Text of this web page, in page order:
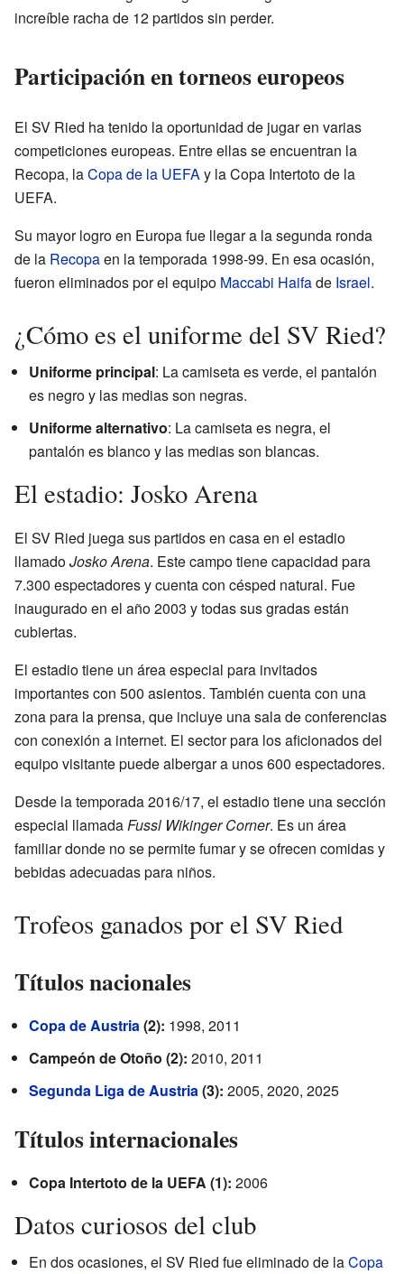
increíble racha de 12 partidos sin perder.
Participación en torneos europeos
El SV Ried ha tenido la oportunidad de jugar en varias
competiciones europeas. Entre ellas se encuentran la
Recopa, laCopa de la UEFAy la Copa Intertoto de la
UEFA.
Su mayor logro en Europa fue llegar a la segunda ronda
de la Recopaen la temporada 1998-99. En esa ocasión,
fueron eliminados por el equipo Maccabi Haifade Israel.
¿Cómo es el uniforme del SV Ried?
Uniforme principal: La camiseta es verde, el pantalón
es negro y las medias son negras.
Uniforme alternativo: La camiseta es negra, el
pantalón es blanco y las medias son blancas.
El estadio: Josko Arena
El SV Ried juega sus partidos en casa en el estadio
llamadoJosko Arena. Este campo tiene capacidad para
7.300 espectadores y cuenta con césped natural. Fue
inaugurado en el año 2003 y todas sus gradas están
cubiertas.
El estadio tiene un área especial para invitados
importantes con 500 asientos. También cuenta con una
zona para la prensa, que incluye una sala de conferencias
con conexión a internet. El sector para los aficionados del
equipo visitante puede albergar a unos 600 espectadores.
Desde la temporada 2016/17, el estadio tiene una sección
especial llamadaFussl Wikinger Corner. Es un área
familiar donde no se permite fumar y se ofrecen comidas y
bebidas adecuadas para niños.
Trofeos ganados por el SV Ried
Títulos nacionales
Copa de Austria(2): 1998, 2011
Campeón de Otoño (2): 2010, 2011
Segunda Liga de Austria(3): 2005, 2020, 2025
Títulos internacionales
Copa Intertoto de la UEFA (1): 2006
Datos curiosos del club
En dos ocasiones, el SV Ried fue eliminado de laCopa